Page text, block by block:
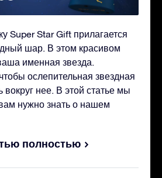
Super Star Gift прилагается
шар. В этом красивом
именная звезда.
ослепительная звездная
вокруг нее. В этой статье мы
нужно знать о нашем
полностью